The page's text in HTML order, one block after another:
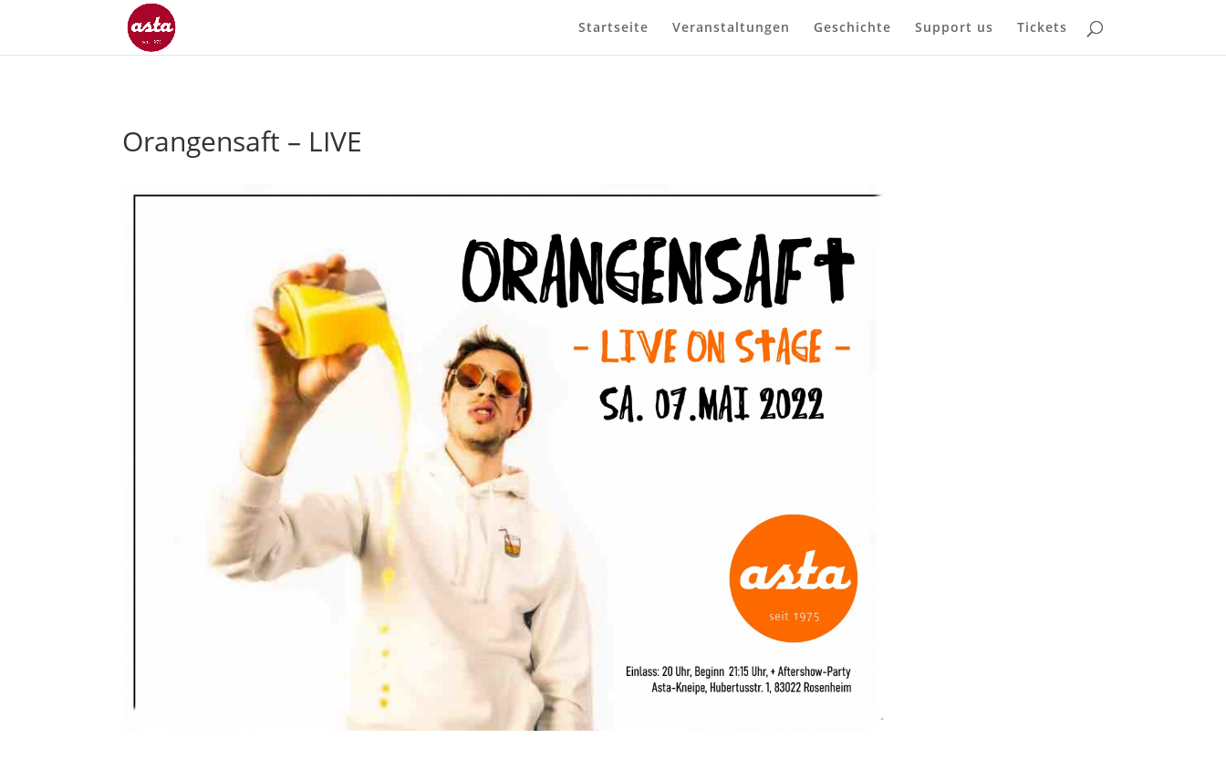
Startseite Veranstaltungen Geschichte Support us Tickets
Orangensaft – LIVE